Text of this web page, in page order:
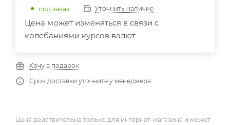
под заказ Уточнить наличие
Цена может изменяться в связи с
колебаниями курсов валют
Хочу в подарок
Срок доставки уточните у менеджера
Цена действительна только для интернет-магазина и может